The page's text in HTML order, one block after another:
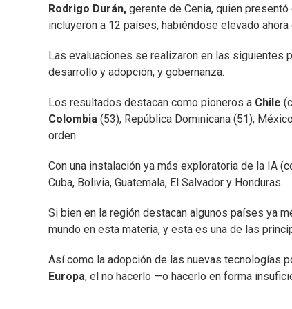
Rodrigo Durán, gerente de Cenia, quien
incluyeron a 12 países, habiéndose elevado
Las evaluaciones se realizaron en las
desarrollo y adopción; y gobernanza.
Los resultados destacan como pioneros a Chile
Colombia (53), República Dominicana (51),
orden.
Con una instalación ya más exploratoria de la IA
Cuba, Bolivia, Guatemala, El Salvador y Honduras.
Si bien en la región destacan algunos países ya
mundo en esta materia, y esta es una de las
Así como la adopción de las nuevas tecnologías
Europa, el no hacerlo —o hacerlo en forma